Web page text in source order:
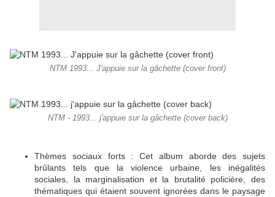
NTM 1993... J'appuie sur la gâchette (cover front)
NTM - 1993... j'appuie sur la gâchette (cover back)
Thèmes sociaux forts : Cet album aborde des sujets
brûlants tels que la violence urbaine, les inégalités
sociales, la marginalisation et la brutalité policière, des
thématiques qui étaient souvent ignorées dans le paysage